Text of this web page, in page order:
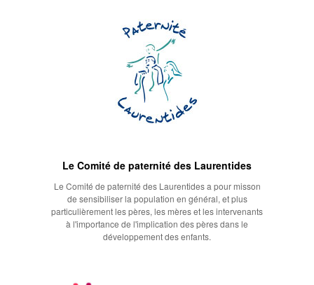
Le Comité de paternité des Laurentides
Le Comité de paternité des Laurentides a pour misson
de sensibiliser la population en général, et plus
particulièrement les pères, les mères et les intervenants
à l'importance de l'implication des pères dans le
développement des enfants.